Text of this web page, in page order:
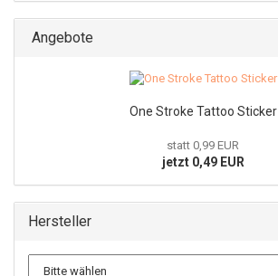
Angebote
One Stroke Tattoo Sticker
statt 0,99 EUR
jetzt 0,49 EUR
Hersteller